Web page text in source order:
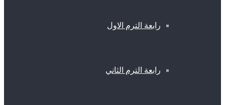
رابعة الترم الاول
رابعة الترم الثاني